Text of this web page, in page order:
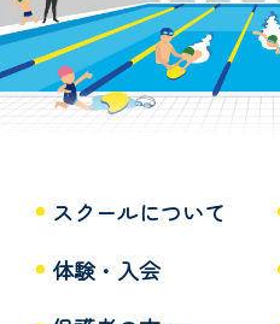
スクールについて
体験・入会